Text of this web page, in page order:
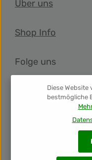
Über uns
Shop Info
Folge uns
Newsletter
Unsere
Diese Website
bestmögliche